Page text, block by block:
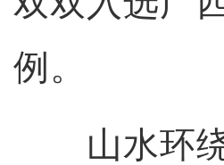
例。
山水环绕